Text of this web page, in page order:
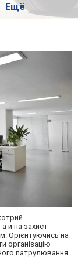
Ещё
й на захист
Орієнтуючись на
організацію
патрулювання